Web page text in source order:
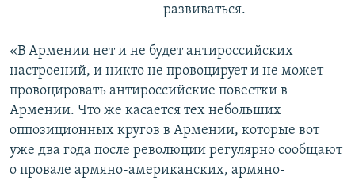
развиваться.
«В Армении нет и не будет антироссийских
настроений, и никто не провоцирует и не может
провоцировать антироссийские повестки в
Армении. Что же касается тех небольших
оппозиционных кругов в Армении, которые вот
уже два года после революции регулярно сообщают
о провале армяно-американских, армяно-